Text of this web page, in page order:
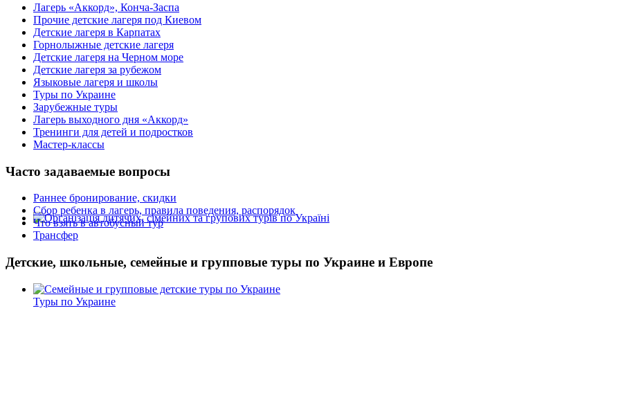
Лагерь «Аккорд», Конча-Заспа
Прочие детские лагеря под Киевом
Детские лагеря в Карпатах
Горнолыжные детские лагеря
Детские лагеря на Черном море
Детские лагеря за рубежом
Языковые лагеря и школы
Туры по Украине
Зарубежные туры
Лагерь выходного дня «Аккорд»
Тренинги для детей и подростков
Мастер-классы
Часто задаваемые вопросы
Раннее бронирование, скидки
Сбор ребенка в лагерь, правила поведения, распорядок
Что взять в автобусный тур
Трансфер
Детские, школьные, семейные и групповые туры по Украине и Европе
Туры по Украине